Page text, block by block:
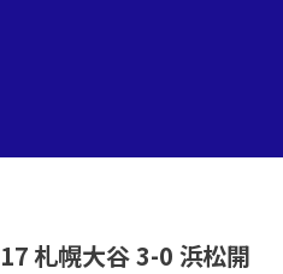
札幌大谷 3-0 浜松開